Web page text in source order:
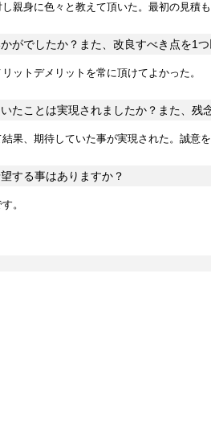
親身に色々と教えて頂いた。最初の見積
がでしたか？また、改良すべき点を1つ
ットデメリットを常に頂けてよかった。
たことは実現されましたか？また、残
果、期待していた事が実現された。誠意
する事はありますか？
。